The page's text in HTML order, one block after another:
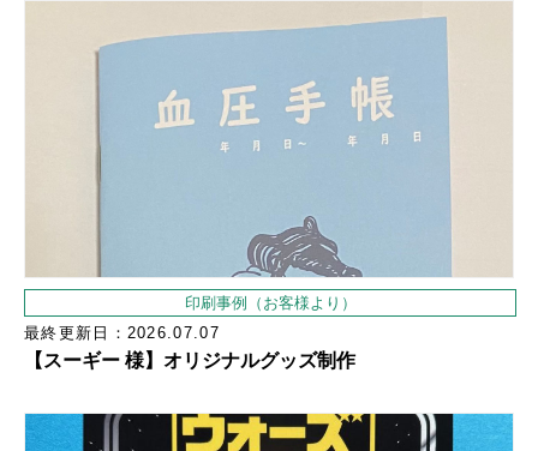
印刷事例（お客様より）
最終更新日：2026.07.07
【スーギー 様】オリジナルグッズ制作